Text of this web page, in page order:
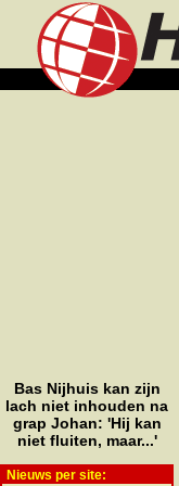
Bas Nijhuis kan zijn
lach niet inhouden na
grap Johan: 'Hij kan
niet fluiten, maar...'
Nieuws per site: